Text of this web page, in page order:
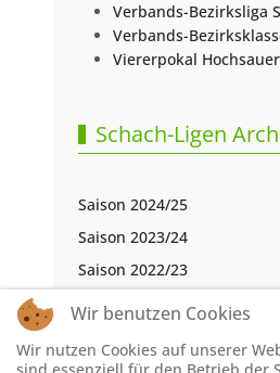
Verbands-Bezirksliga
Verbands-
Viererpokal
Schach-Ligen
Saison 2024/25
Saison 2023/24
Saison 2022/23
Saison 2021/22
Saison 2019/20
Wir benutzen Cookies
Wir nutzen Cookies auf unserer